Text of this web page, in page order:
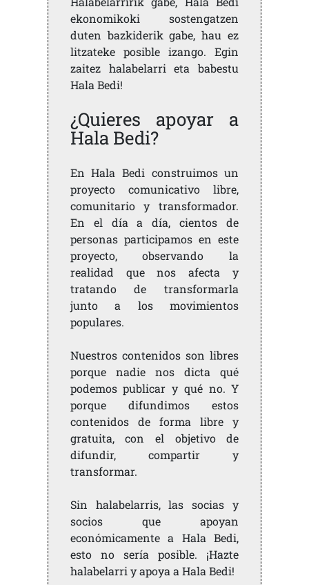
ekonomikoki sostengatzen
duten bazkiderik gabe, hau ez
litzateke posible izango. Egin
zaitez halabelarri eta babestu
Hala Bedi!
¿Quieres apoyar a
Hala Bedi?
En Hala Bedi construimos un
proyecto comunicativo libre,
comunitario y transformador.
En el día a día, cientos de
personas participamos en este
proyecto, observando la
realidad que nos afecta y
tratando de transformarla
junto a los movimientos
populares.
Nuestros contenidos son libres
porque nadie nos dicta qué
podemos publicar y qué no. Y
porque difundimos estos
contenidos de forma libre y
gratuita, con el objetivo de
difundir, compartir y
transformar.
Sin halabelarris, las socias y
socios que apoyan
económicamente a Hala Bedi,
esto no sería posible. ¡Hazte
halabelarri y apoya a Hala Bedi!